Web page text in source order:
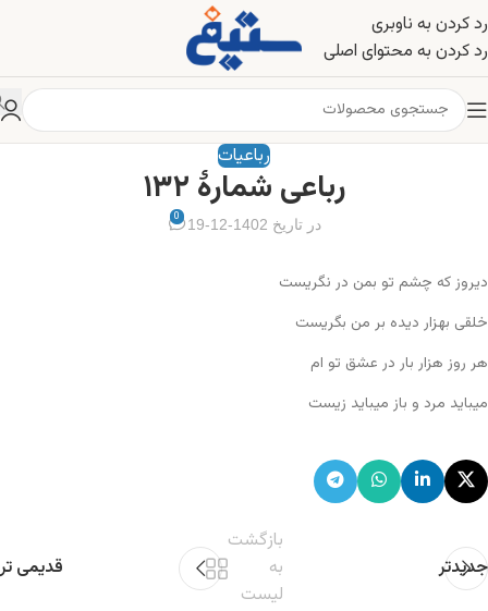
رد کردن به ناوبری
رد کردن به محتوای اصلی
رباعیات
رباعی شمارهٔ ۱۳۲
در تاریخ 1402-12-19 0
دیروز که چشم تو بمن در نگریست
خلقی بهزار دیده بر من بگریست
هر روز هزار بار در عشق تو ام
میباید مرد و باز میباید زیست
جدیدتر
بازگشت
به
لیست
قدیمی تر